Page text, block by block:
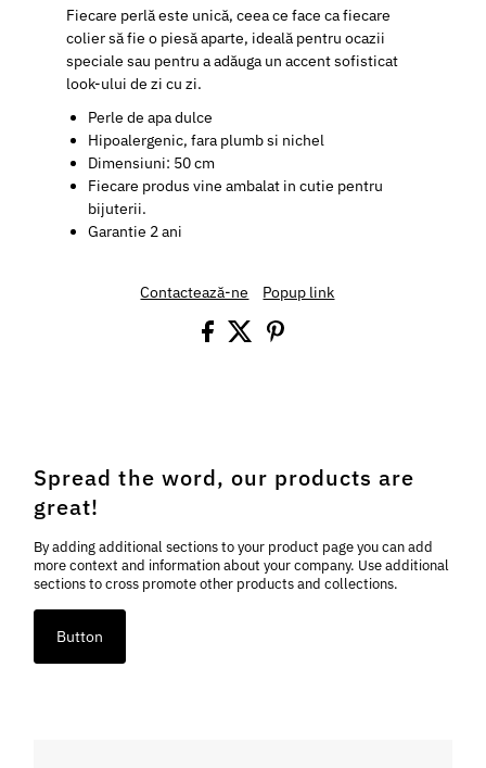
Fiecare perlă este unică, ceea ce face ca fiecare
colier să fie o piesă aparte, ideală pentru ocazii
speciale sau pentru a adăuga un accent sofisticat
look-ului de zi cu zi.
Perle de apa dulce
Hipoalergenic, fara plumb si nichel
Dimensiuni: 50 cm
Fiecare produs vine ambalat in cutie pentru
bijuterii.
Garantie 2 ani
Contactează-ne Popup link
Spread the word, our products are
great!
By adding additional sections to your product page you can add
more context and information about your company. Use additional
sections to cross promote other products and collections.
Button